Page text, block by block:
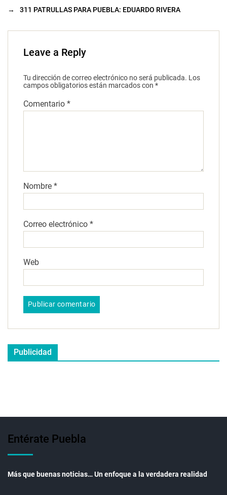
→
311 PATRULLAS PARA PUEBLA: EDUARDO RIVERA
Leave a Reply
Tu dirección de correo electrónico no será publicada. Los
campos obligatorios están marcados con *
Comentario *
Nombre *
Correo electrónico *
Web
Publicidad
Entérate Puebla
Más que buenas noticias… Un enfoque a la verdadera realidad